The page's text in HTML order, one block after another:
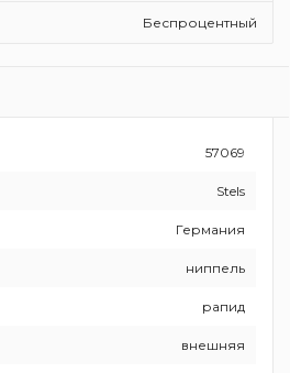
Беспроцентный
57069
Stels
Германия
ниппель
рапид
внешняя